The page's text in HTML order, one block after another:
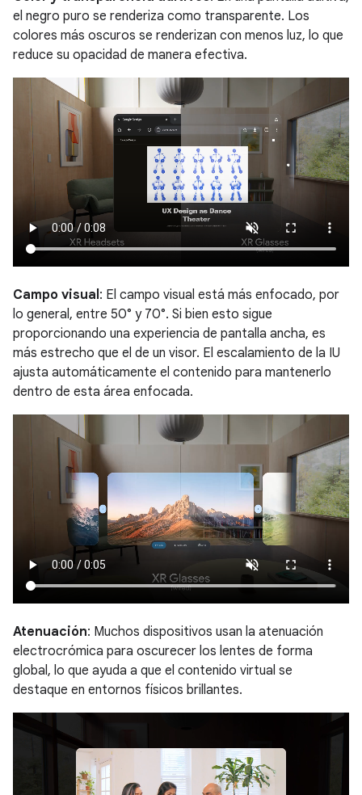
el negro puro se renderiza como transparente. Los
colores más oscuros se renderizan con menos luz, lo que
reduce su opacidad de manera efectiva.
Campo visual : El campo visual está más enfocado, por
lo general, entre 50° y 70°. Si bien esto sigue
proporcionando una experiencia de pantalla ancha, es
más estrecho que el de un visor. El escalamiento de la IU
ajusta automáticamente el contenido para mantenerlo
dentro de esta área enfocada.
Atenuación: Muchos dispositivos usan la atenuación
electrocrómica para oscurecer los lentes de forma
global, lo que ayuda a que el contenido virtual se
destaque en entornos físicos brillantes.